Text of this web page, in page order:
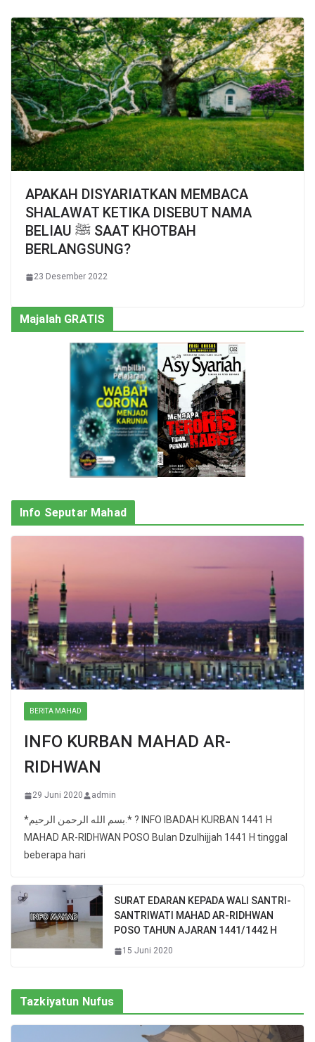
APAKAH DISYARIATKAN MEMBACA
SHALAWAT KETIKA DISEBUT NAMA
BELIAU ﷺ SAAT KHOTBAH
BERLANGSUNG?
23 Desember 2022
Majalah GRATIS
Info Seputar Mahad
BERITA MAHAD
INFO KURBAN MAHAD AR-
RIDHWAN
29 Juni 2020 admin
*بسم الله الرحمن الرحيم.* ? INFO IBADAH KURBAN 1441 H
MAHAD AR-RIDHWAN POSO Bulan Dzulhijjah 1441 H tinggal
beberapa hari
SURAT EDARAN KEPADA WALI SANTRI-
SANTRIWATI MAHAD AR-RIDHWAN
POSO TAHUN AJARAN 1441/1442 H
15 Juni 2020
Tazkiyatun Nufus